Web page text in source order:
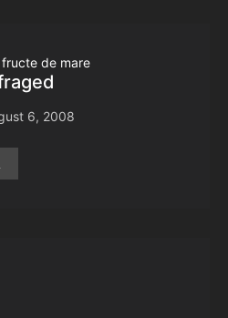
de mare
6, 2008